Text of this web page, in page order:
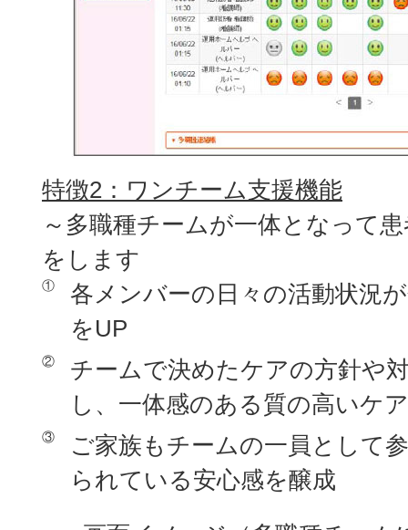
特徴2：ワンチーム支援機能
～多職種チームが一体となって
をします
①
各メンバーの日々の活動状況
をUP
②
チームで決めたケアの方針や
し、一体感のある質の高いケ
③
ご家族もチームの一員として
られている安心感を醸成